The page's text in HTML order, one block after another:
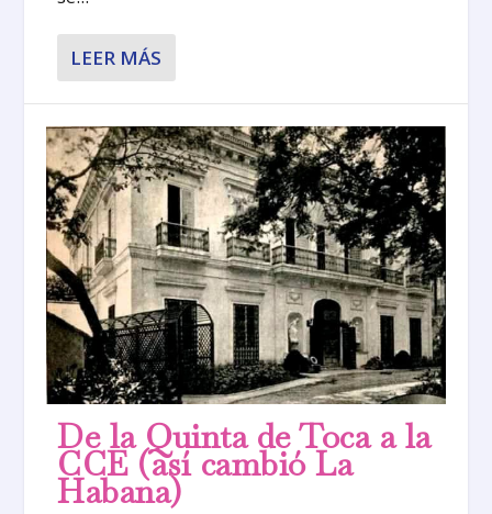
LEER MÁS
De la Quinta de Toca a la
CCE (así cambió La
Habana)